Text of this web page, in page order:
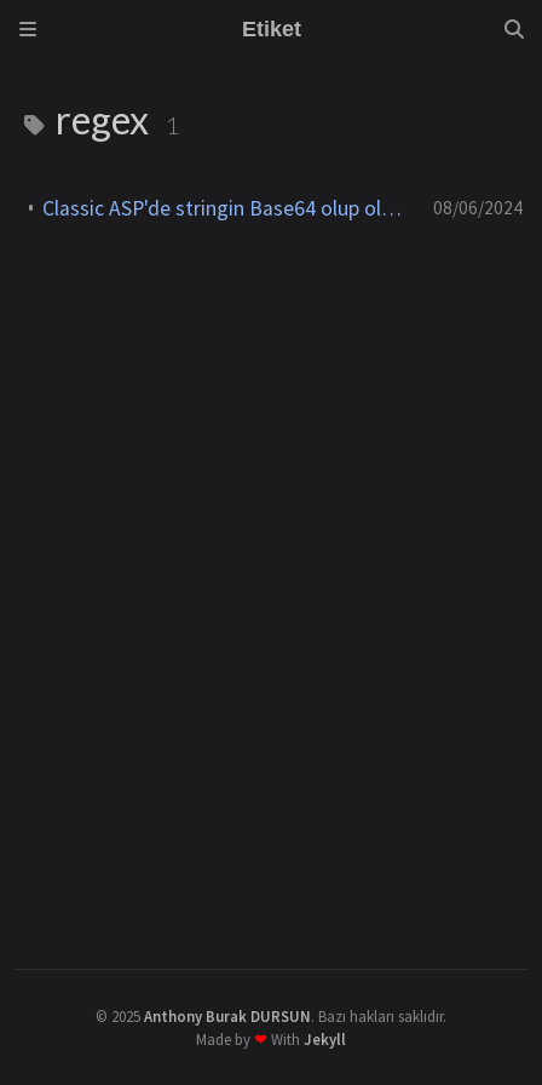
Etiket
regex 1
Classic ASP'de stringin Base64 olup olmadığını doğrulama (validate) 08/06/2024
© 2025Anthony Burak DURSUN. Bazı hakları saklıdır.
Made by❤ With Jekyll